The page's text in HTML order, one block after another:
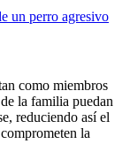
un perro agresivo
como miembros
la familia puedan
reduciendo así el
la